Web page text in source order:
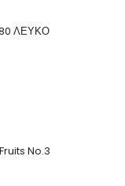
ΛΕΥΚΟ
No.3